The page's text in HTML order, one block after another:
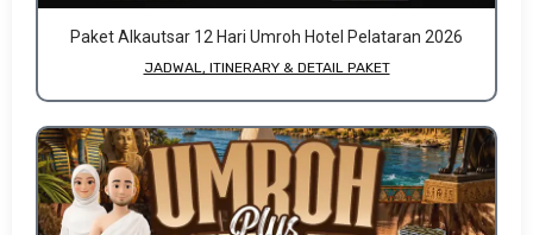
Paket Alkautsar 12 Hari Umroh Hotel Pelataran 2026
JADWAL, ITINERARY & DETAIL PAKET